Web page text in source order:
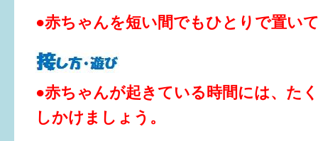
●赤ちゃんを短い間でもひとりで置い
●赤ちゃんが起きている時間には、た
しかけましょう。
はぐくむ.net相談コーナー
みんなの知恵袋
子育て情報誌「ほっと」